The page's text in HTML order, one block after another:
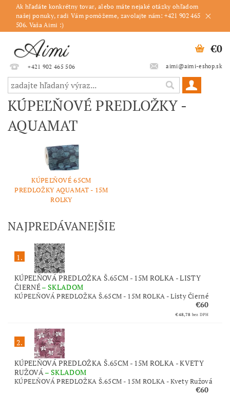
Ak hľadáte konkrétny tovar, alebo máte nejaké otázky ohľadom
našej ponuky, radi Vám pomôžeme, zavolajte nám: +421 902 465
506. Vaša Aimi :)
+421 902 465 506 aimi@aimi-eshop.sk
€0
KÚPEĽŇOVÉ PREDLOŽKY -
AQUAMAT
KÚPEĽŇOVÉ 65CM
PREDLOŽKY AQUAMAT - 15M
ROLKY
NAJPREDÁVANEJŠIE
1.
KÚPEĽŇOVÁ PREDLOŽKA Š.65CM - 15M ROLKA - LISTY
ČIERNÉ–SKLADOM
KÚPEĽŇOVÁ PREDLOŽKA Š.65CM - 15M ROLKA - Listy Čierné
€60
€48,78 bez DPH
2.
KÚPEĽŇOVÁ PREDLOŽKA Š.65CM - 15M ROLKA - KVETY
RUŽOVÁ–SKLADOM
KÚPEĽŇOVÁ PREDLOŽKA Š.65CM - 15M ROLKA - Kvety Ružová
€60